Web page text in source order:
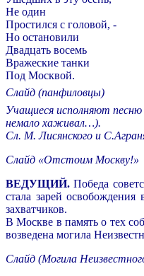
Не один
Простился с головой, -
Но остановили
Двадцать восемь
Вражеские танки
Под Москвой.
Слайд (панфиловцы)
Учащиеся исполняют
немало хаживал…).
Сл. М. Лисянского и
Слайд «Отстоим Москву!»
ВЕДУЩИЙ.Победа
стала зарей
захватчиков.
В Москве в память о тех
возведена могила
Слайд (Могила